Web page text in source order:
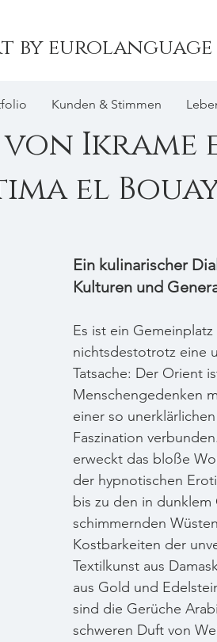
by eurolanguage
Kunden & Stimmen
Ikrame
el
Ein kulinarischer
Kulturen und
Es ist ein Gemeinplatz
nichtsdestotrotz eine
Tatsache: Der Orient
Menschengedenken
einer so
Faszination
erweckt das bloße
der hypnotischen
bis zu den in dunklem
schimmernden
Kostbarkeiten der
Textilkunst aus
aus Gold und
sind die Gerüche
schweren Duft von